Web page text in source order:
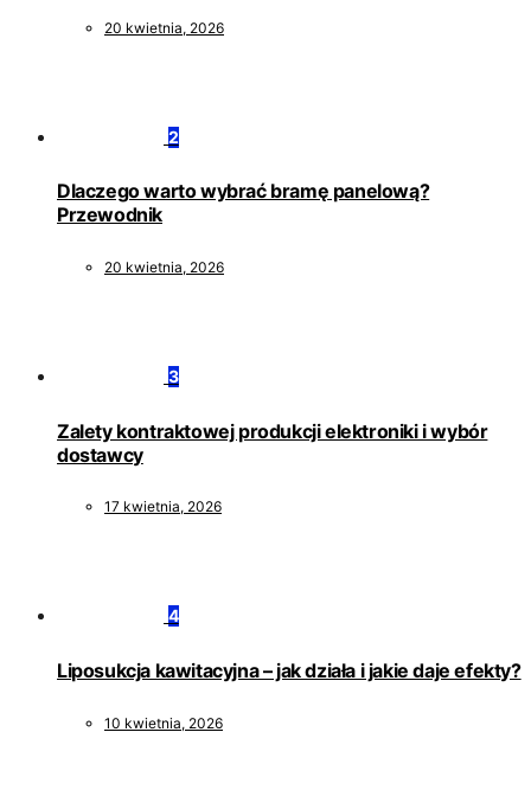
20 kwietnia, 2026
2
Dlaczego warto wybrać bramę panelową?
Przewodnik
20 kwietnia, 2026
3
Zalety kontraktowej produkcji elektroniki i wybór
dostawcy
17 kwietnia, 2026
4
Liposukcja kawitacyjna – jak działa i jakie daje efekty?
10 kwietnia, 2026